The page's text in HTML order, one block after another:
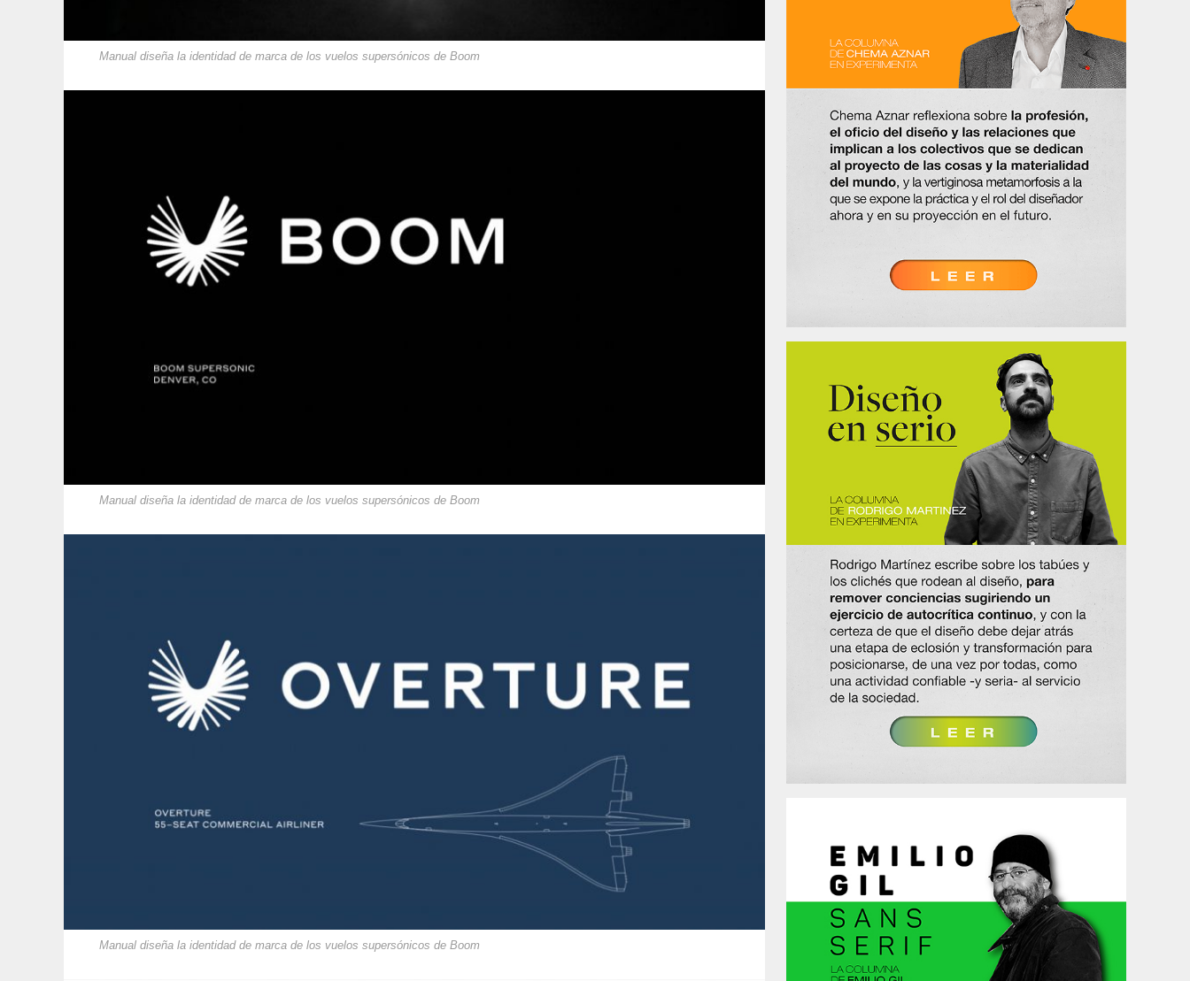
Manual diseña la identidad de marca de los vuelos supersónicos de Boom
Manual diseña la identidad de marca de los vuelos supersónicos de Boom
Manual diseña la identidad de marca de los vuelos supersónicos de Boom